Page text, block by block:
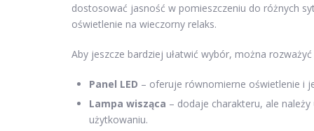
dostosować jasność w pomieszczeniu do różnych
oświetlenie na wieczorny relaks.
Aby jeszcze bardziej ułatwić wybór, można
Panel LED – oferuje równomierne oświetlenie i
Lampa wisząca – dodaje charakteru, ale
użytkowaniu.